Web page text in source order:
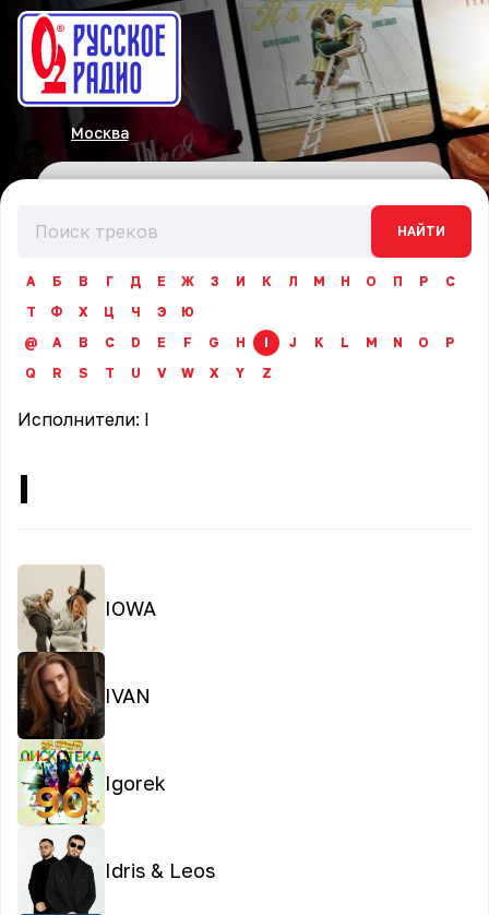
Москва
НАЙТИ
А Б В Г Д Е Ж З И К Л М Н О П Р
С
Т
Ф Х Ц Ч Э
Ю
@
A B C D E F G H I J K L M N O
P
Q
R S T U V W X Y Z
Исполнители: I
I
IOWA
IVAN
Igorek
Idris & Leos